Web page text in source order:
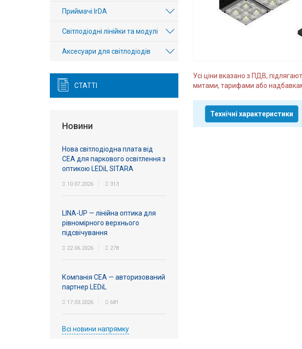
авторизація
Виробники
Контакти
Доставка
Усі ціни вказано з ПДВ,
митами, тарифами або
Технічні характеристики
Приймачі IrDA
Світлодіодні лінійки та модулі
Аксесуари для світлодіодів
СТАТТІ
Новини
Нова світлодіодна плата від
СЕА для паркового освітлення з
оптикою LEDiL SITARA
10.07.2026 313
LINA-UP — лінійна оптика для
рівномірного верхнього
підсвічування
22.06.2026 278
Компанія СЕА — авторизований
партнер LEDiL
17.03.2026 681
Всі новини напрямку